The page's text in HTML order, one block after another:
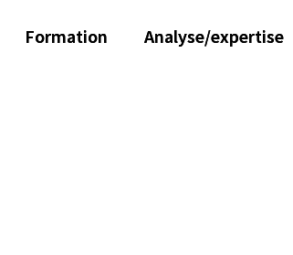
Formation Analyse/expertise